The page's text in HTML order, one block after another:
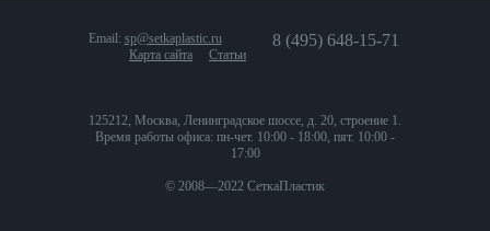
8 (495) 648-15-71
Email: sp@setkaplastic.ru
Карта сайта
Статьи
125212, Москва, Ленинградское шоссе, д. 20, строение 1.
Время работы офиса: пн-чет. 10:00 - 18:00, пят. 10:00 -
17:00
© 2008—2022 СеткаПластик